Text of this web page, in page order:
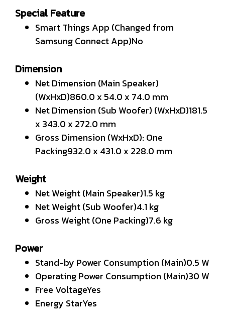
Special Feature
Smart Things App (Changed from
Samsung Connect App)No
Dimension
Net Dimension (Main Speaker)
(WxHxD)860.0 x 54.0 x 74.0 mm
Net Dimension (Sub Woofer) (WxHxD)181.5
x 343.0 x 272.0 mm
Gross Dimension (WxHxD): One
Packing932.0 x 431.0 x 228.0 mm
Weight
Net Weight (Main Speaker)1.5 kg
Net Weight (Sub Woofer)4.1 kg
Gross Weight (One Packing)7.6 kg
Power
Stand-by Power Consumption (Main)0.5 W
Operating Power Consumption (Main)30 W
Free VoltageYes
Energy StarYes